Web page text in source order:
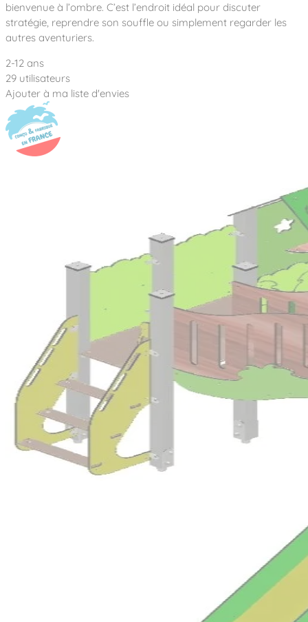
bienvenue à l’ombre. C’est l’endroit idéal pour discuter
stratégie, reprendre son souffle ou simplement regarder les
autres aventuriers.
2-12 ans
29 utilisateurs
Ajouter à ma liste d'envies